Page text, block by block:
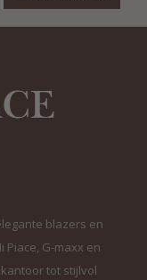
blazers en
G-maxx en
tot stijlvol